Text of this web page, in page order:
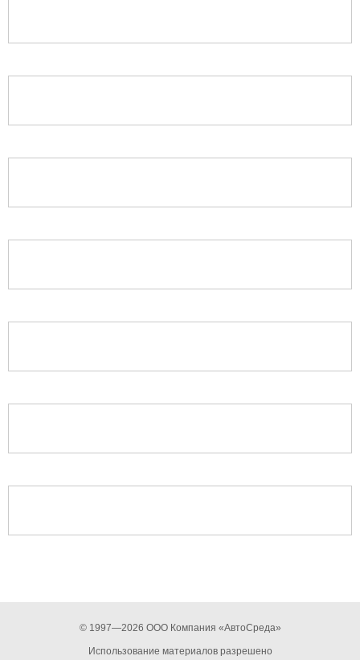
© 1997—2026 ООО Компания «АвтоСреда»
Использование материалов разрешено